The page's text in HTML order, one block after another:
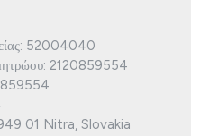
52004040
2120859554
01 Nitra, Slovakia